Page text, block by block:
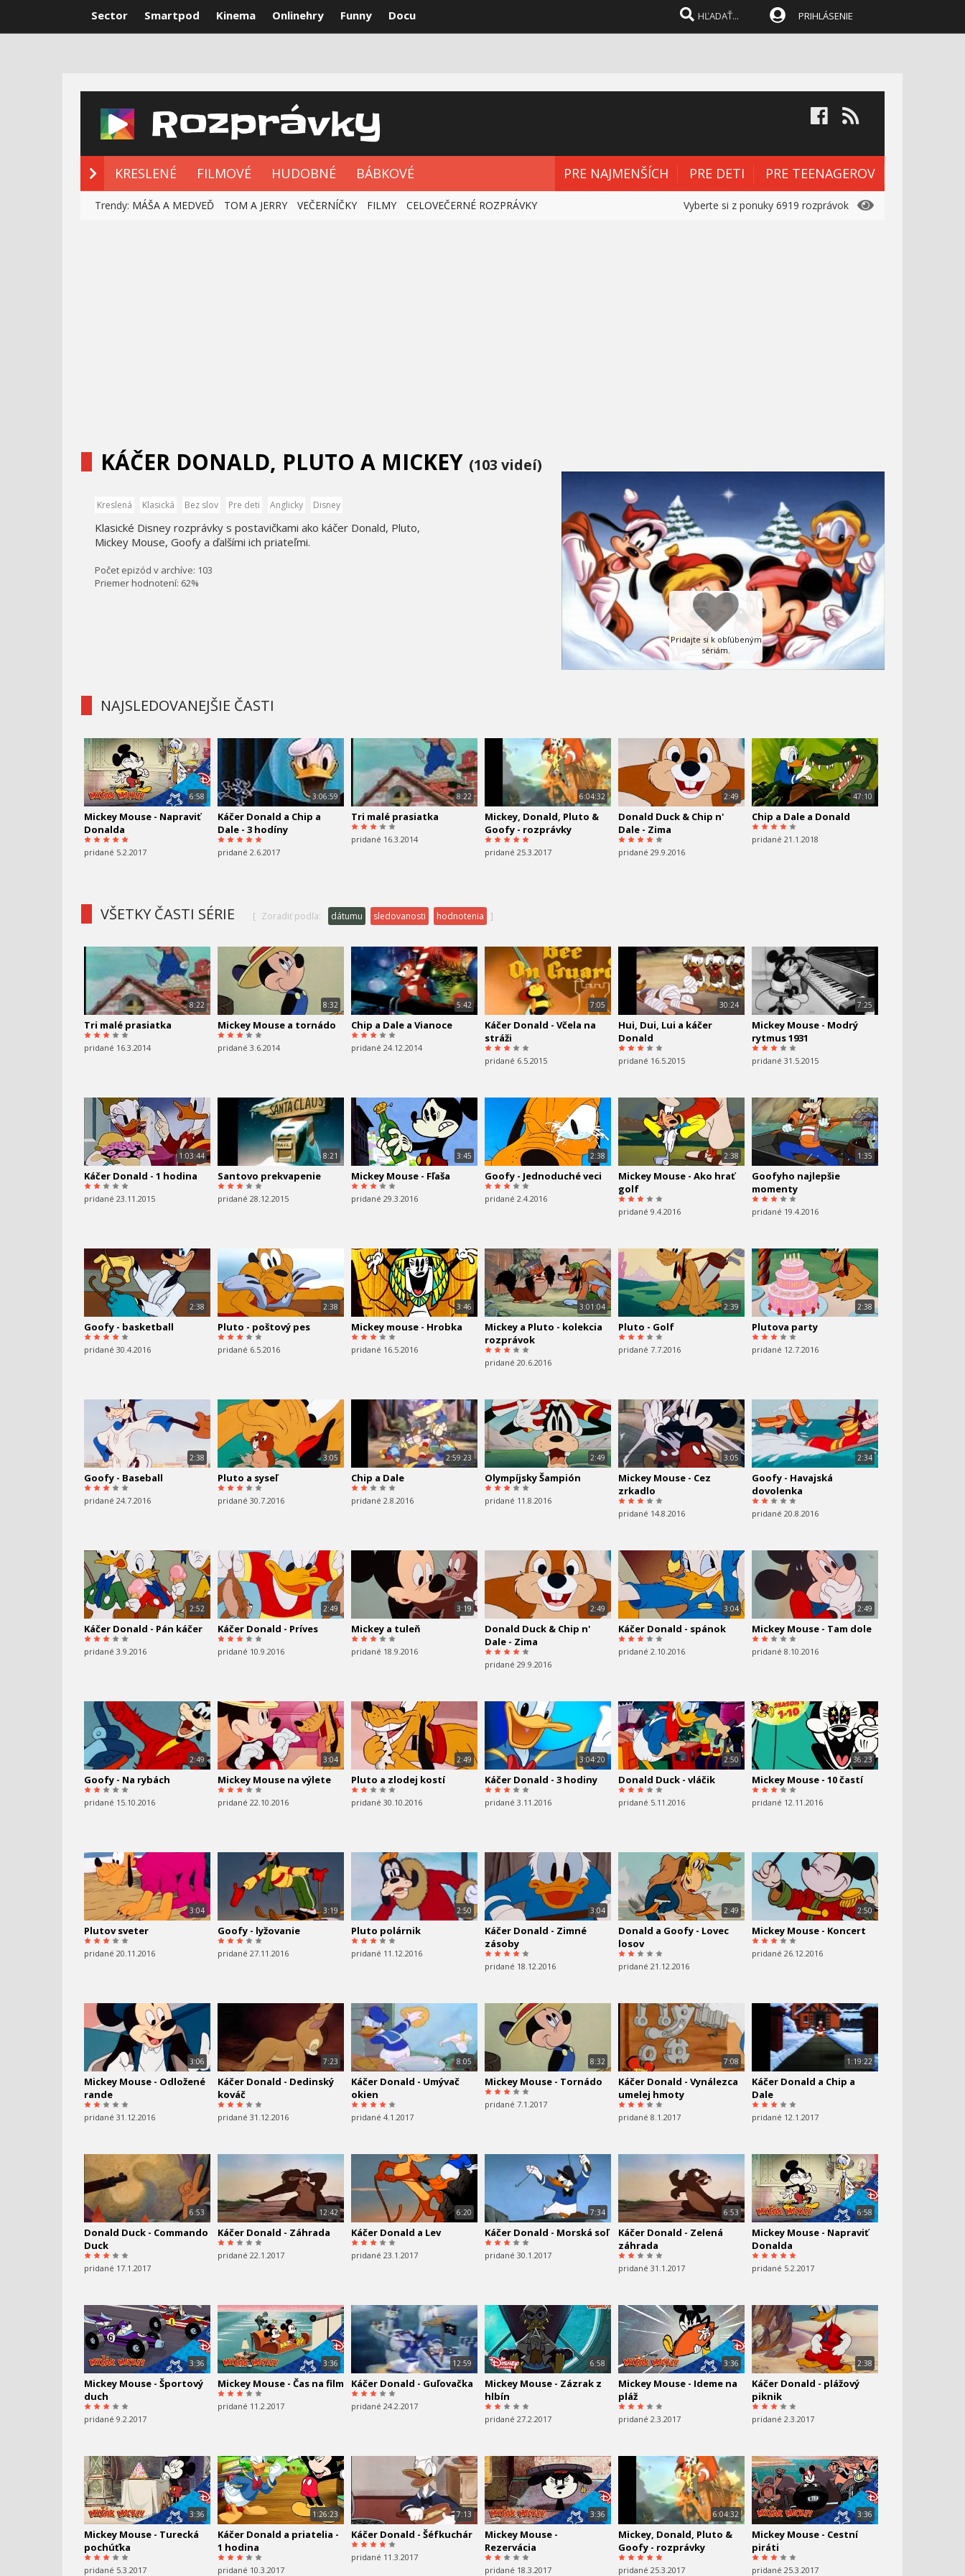
Sector Smartpod Kinema Onlinehry Funny Docu PRIHLÁSENIE
KRESLENÉ FILMOVÉ HUDOBNÉ BÁBKOVÉ PRE NAJMENŠÍCH PRE DETI PRE TEENAGEROV
Vyberte si z ponuky 6919 rozprávok
Trendy: MÁŠA A MEDVEĎ TOM A JERRY VEČERNÍČKY FILMY CELOVEČERNÉ ROZPRÁVKY
KÁČER DONALD, PLUTO A MICKEY (103 videí)
Pridajte si k obľúbeným
sériám.
Kreslená Klasická Bez slov Pre deti Anglicky Disney
Klasické Disney rozprávky s postavičkami ako káčer Donald, Pluto,
Mickey Mouse, Goofy a ďalšími ich priateľmi.
Počet epizód v archíve: 103
Priemer hodnotení: 62%
NAJSLEDOVANEJŠIE ČASTI
6:58
Mickey Mouse - Napraviť
Donalda
pridané 5.2.2017
3:06:59
Káčer Donald a Chip a
Dale - 3 hodíny
pridané 2.6.2017
8:22
Tri malé prasiatka
pridané 16.3.2014
6:04:32
Mickey, Donald, Pluto &
Goofy - rozprávky
pridané 25.3.2017
2:49
Donald Duck & Chip n'
Dale - Zima
pridané 29.9.2016
47:10
Chip a Dale a Donald
pridané 21.1.2018
VŠETKY ČASTI SÉRIE [ Zoradiť podľa: dátumu sledovanosti hodnotenia ]
8:22
Tri malé prasiatka
pridané 16.3.2014
8:32
Mickey Mouse a tornádo
pridané 3.6.2014
5:42
Chip a Dale a Vianoce
pridané 24.12.2014
7:05
Káčer Donald - Včela na
stráži
pridané 6.5.2015
30:24
Hui, Dui, Lui a káčer
Donald
pridané 16.5.2015
7:25
Mickey Mouse - Modrý
rytmus 1931
pridané 31.5.2015
1:03:44
Káčer Donald - 1 hodina
pridané 23.11.2015
8:21
Santovo prekvapenie
pridané 28.12.2015
3:45
Mickey Mouse - Fľaša
pridané 29.3.2016
2:38
Goofy - Jednoduché veci
pridané 2.4.2016
2:38
Mickey Mouse - Ako hrať
golf
pridané 9.4.2016
1:35
Goofyho najlepšie
momenty
pridané 19.4.2016
2:38
Goofy - basketball
pridané 30.4.2016
2:38
Pluto - poštový pes
pridané 6.5.2016
3:46
Mickey mouse - Hrobka
pridané 16.5.2016
3:01:04
Mickey a Pluto - kolekcia
rozprávok
pridané 20.6.2016
2:39
Pluto - Golf
pridané 7.7.2016
2:38
Plutova party
pridané 12.7.2016
2:38
Goofy - Baseball
pridané 24.7.2016
3:05
Pluto a syseľ
pridané 30.7.2016
2:59:23
Chip a Dale
pridané 2.8.2016
2:49
Olympíjsky Šampión
pridané 11.8.2016
3:05
Mickey Mouse - Cez
zrkadlo
pridané 14.8.2016
2:34
Goofy - Havajská
dovolenka
pridané 20.8.2016
2:52
Káčer Donald - Pán káčer
pridané 3.9.2016
2:49
Káčer Donald - Príves
pridané 10.9.2016
3:19
Mickey a tuleň
pridané 18.9.2016
2:49
Donald Duck & Chip n'
Dale - Zima
pridané 29.9.2016
3:04
Káčer Donald - spánok
pridané 2.10.2016
2:49
Mickey Mouse - Tam dole
pridané 8.10.2016
2:49
Goofy - Na rybách
pridané 15.10.2016
3:04
Mickey Mouse na výlete
pridané 22.10.2016
2:49
Pluto a zlodej kostí
pridané 30.10.2016
3:04:20
Káčer Donald - 3 hodiny
pridané 3.11.2016
2:50
Donald Duck - vláčik
pridané 5.11.2016
36:23
Mickey Mouse - 10 častí
pridané 12.11.2016
3:04
Plutov sveter
pridané 20.11.2016
3:19
Goofy - lyžovanie
pridané 27.11.2016
2:50
Pluto polárnik
pridané 11.12.2016
3:04
Káčer Donald - Zimné
zásoby
pridané 18.12.2016
2:49
Donald a Goofy - Lovec
losov
pridané 21.12.2016
2:50
Mickey Mouse - Koncert
pridané 26.12.2016
3:06
Mickey Mouse - Odložené
rande
pridané 31.12.2016
7:23
Káčer Donald - Dedinský
kováč
pridané 31.12.2016
8:05
Káčer Donald - Umývač
okien
pridané 4.1.2017
8:32
Mickey Mouse - Tornádo
pridané 7.1.2017
7:08
Káčer Donald - Vynálezca
umelej hmoty
pridané 8.1.2017
1:19:22
Káčer Donald a Chip a
Dale
pridané 12.1.2017
6:53
Donald Duck - Commando
Duck
pridané 17.1.2017
12:42
Káčer Donald - Záhrada
pridané 22.1.2017
6:20
Káčer Donald a Lev
pridané 23.1.2017
7:34
Káčer Donald - Morská soľ
pridané 30.1.2017
6:53
Káčer Donald - Zelená
záhrada
pridané 31.1.2017
6:58
Mickey Mouse - Napraviť
Donalda
pridané 5.2.2017
3:36
Mickey Mouse - Športový
duch
pridané 9.2.2017
3:36
Mickey Mouse - Čas na film
pridané 11.2.2017
12:59
Káčer Donald - Guľovačka
pridané 24.2.2017
6:58
Mickey Mouse - Zázrak z
hlbín
pridané 27.2.2017
3:36
Mickey Mouse - Ideme na
pláž
pridané 2.3.2017
2:38
Káčer Donald - plážový
piknik
pridané 2.3.2017
3:36
Mickey Mouse - Turecká
pochúťka
pridané 5.3.2017
1:26:23
Káčer Donald a priatelia -
1 hodina
pridané 10.3.2017
7:13
Káčer Donald - Šéfkuchár
pridané 11.3.2017
3:36
Mickey Mouse -
Rezervácia
pridané 18.3.2017
6:04:32
Mickey, Donald, Pluto &
Goofy - rozprávky
pridané 25.3.2017
3:36
Mickey Mouse - Cestní
piráti
pridané 25.3.2017